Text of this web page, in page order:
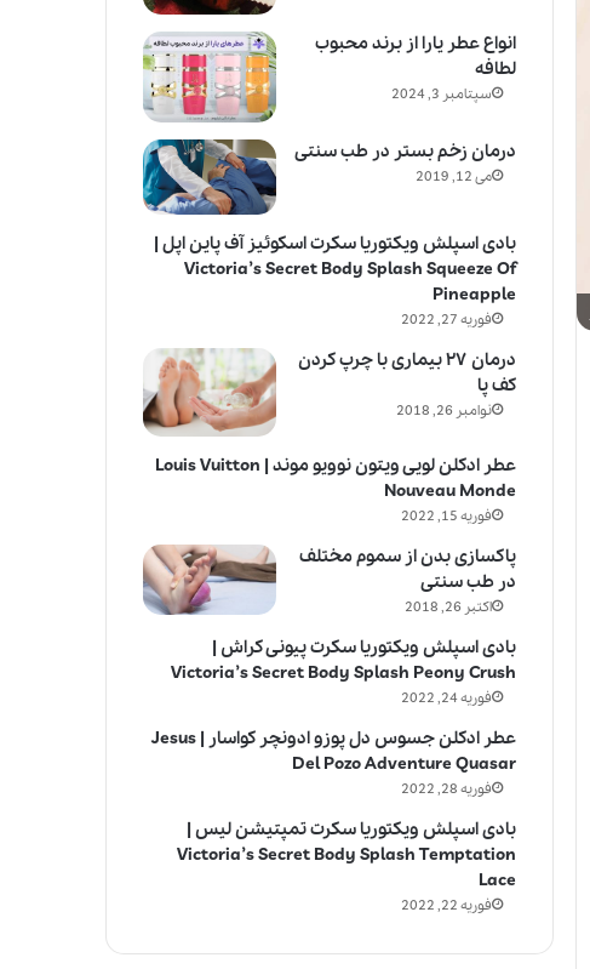
انواع عطر یارا از برند محبوب
لطافه
سپتامبر 3, 2024
درمان زخم بستر در طب سنتی
می 12, 2019
بادی اسپلش ویکتوریا سکرت اسکوئیز آف پاین اپل |
Victoria’s Secret Body Splash Squeeze Of
Pineapple
فوریه 27, 2022
درمان ۲۷ بیماری با چرپ کردن
کف پا
نوامبر 26, 2018
عطر ادکلن لویی ویتون نوویو موند | Louis Vuitton
Nouveau Monde
فوریه 15, 2022
پاکسازی بدن از سموم مختلف
در طب سنتی
اکتبر 26, 2018
بادی اسپلش ویکتوریا سکرت پیونی کراش |
Victoria’s Secret Body Splash Peony Crush
فوریه 24, 2022
عطر ادکلن جسوس دل پوزو ادونچر کواسار | Jesus
Del Pozo Adventure Quasar
فوریه 28, 2022
بادی اسپلش ویکتوریا سکرت تمپتیشن لیس |
Victoria’s Secret Body Splash Temptation
Lace
فوریه 22, 2022